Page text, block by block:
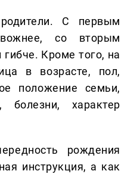
С первым
со вторым
Кроме того, на
в возрасте, пол,
положение семьи,
болезни, характер
рождения
инструкция, а как